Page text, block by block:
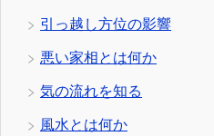
引っ越し方位の影響
悪い家相とは何か
気の流れを知る
風水とは何か